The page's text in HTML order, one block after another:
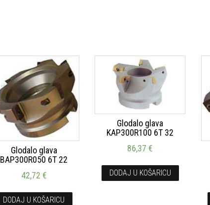
Glodalo glava
BAP300R050 6T 22
42,72 €
DODAJ U KOŠARICU
Glodalo glava
KAP300R100 6T 32
86,37€
DODAJ U KOŠARICU